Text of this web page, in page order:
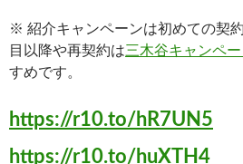
※ 紹介キャンペーンは初めての契
目以降や再契約は三木谷キャンペー
すめです。
https://r10.to/hR7UN5
https://r10.to/huXTH4